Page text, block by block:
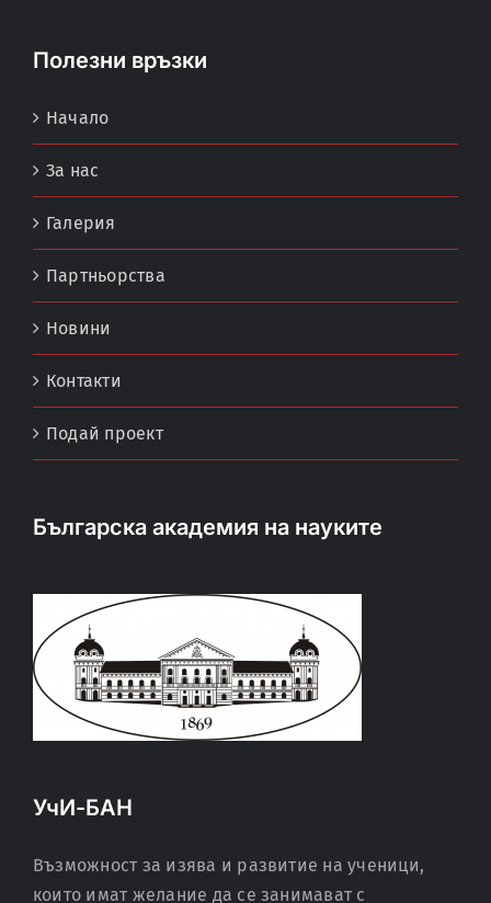
Полезни връзки
Начало
За нас
Галерия
Партньорства
Новини
Контакти
Подай проект
Българска академия на науките
УчИ-БАН
Възможност за изява и развитие на ученици,
които имат желание да се занимават с